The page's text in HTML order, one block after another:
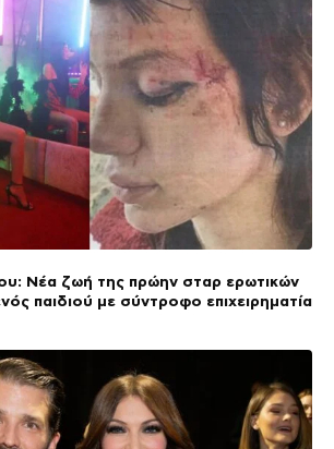
Νέα ζωή της πρώην σταρ ερωτικών
παιδιού με σύντροφο επιχειρηματία